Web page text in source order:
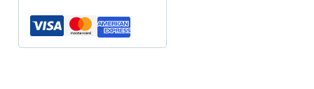
Para
Smart